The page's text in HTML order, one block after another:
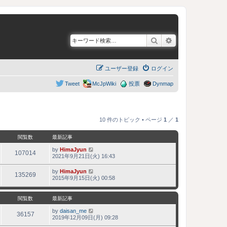
検索
ログイン
ユーザー登録
Dynmap
投票
McJpWiki
Tweet
10 件のトピック • ページ 1 ／ 1
閲覧数 最新記事
107014 by HimaJyun
2021年9月21日(火) 16:43
135269 by HimaJyun
2015年9月15日(火) 00:58
閲覧数 最新記事
36157 by daisan_me
2019年12月09日(月) 09:28